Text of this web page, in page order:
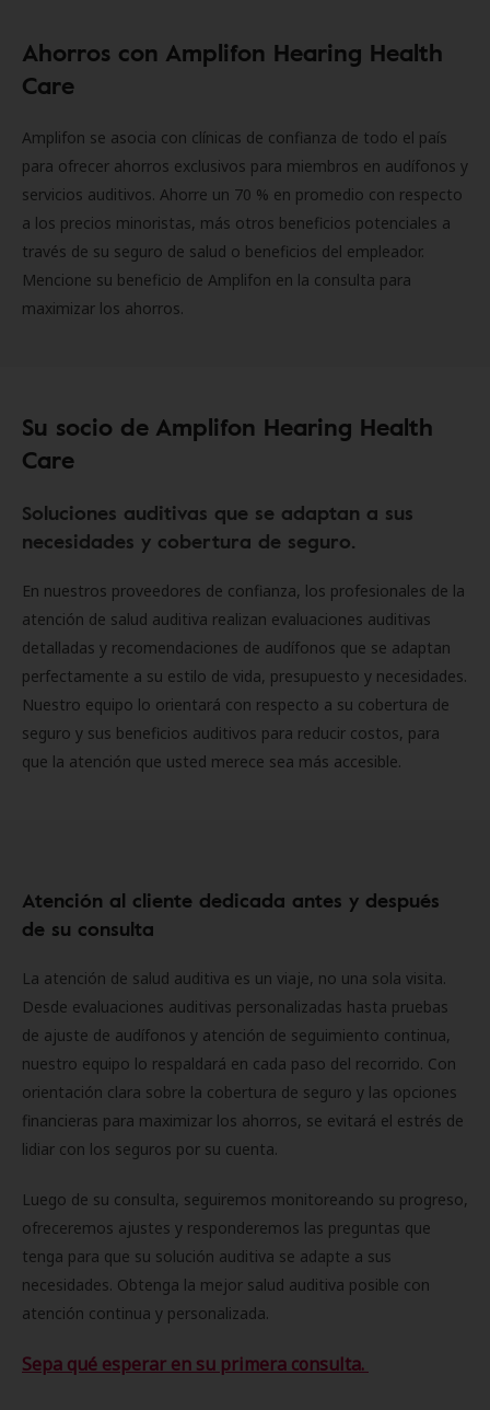
Ahorros con Amplifon Hearing Health
Care
Amplifon se asocia con clínicas de confianza de todo el país
para ofrecer ahorros exclusivos para miembros en audífonos y
servicios auditivos. Ahorre un 70 % en promedio con respecto
a los precios minoristas, más otros beneficios potenciales a
través de su seguro de salud o beneficios del empleador.
Mencione su beneficio de Amplifon en la consulta para
maximizar los ahorros.
Su socio de Amplifon Hearing Health
Care
Soluciones auditivas que se adaptan a sus
necesidades y cobertura de seguro.
En nuestros proveedores de confianza, los profesionales de la
atención de salud auditiva realizan evaluaciones auditivas
detalladas y recomendaciones de audífonos que se adaptan
perfectamente a su estilo de vida, presupuesto y necesidades.
Nuestro equipo lo orientará con respecto a su cobertura de
seguro y sus beneficios auditivos para reducir costos, para
que la atención que usted merece sea más accesible.
Atención al cliente dedicada antes y después
de su consulta
La atención de salud auditiva es un viaje, no una sola visita.
Desde evaluaciones auditivas personalizadas hasta pruebas
de ajuste de audífonos y atención de seguimiento continua,
nuestro equipo lo respaldará en cada paso del recorrido. Con
orientación clara sobre la cobertura de seguro y las opciones
financieras para maximizar los ahorros, se evitará el estrés de
lidiar con los seguros por su cuenta.
Luego de su consulta, seguiremos monitoreando su progreso,
ofreceremos ajustes y responderemos las preguntas que
tenga para que su solución auditiva se adapte a sus
necesidades. Obtenga la mejor salud auditiva posible con
atención continua y personalizada.
Sepa qué esperar en su primera consulta.